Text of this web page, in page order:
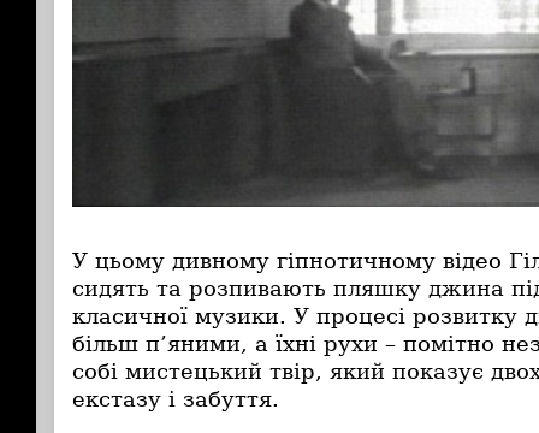
У цьому дивному гіпнотичному відео
сидять та розпивають пляшку джина
класичної музики. У процесі розвитку
більш п’яними, а їхні рухи – помітно
собі мистецький твір, який показує
екстазу і забуття.